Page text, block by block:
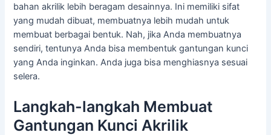
bahan akrilik lebih beragam desainnya. Ini memiliki sifat
yang mudah dibuat, membuatnya lebih mudah untuk
membuat berbagai bentuk. Nah, jika Anda membuatnya
sendiri, tentunya Anda bisa membentuk gantungan kunci
yang Anda inginkan. Anda juga bisa menghiasnya sesuai
selera.
Langkah-langkah Membuat
Gantungan Kunci Akrilik